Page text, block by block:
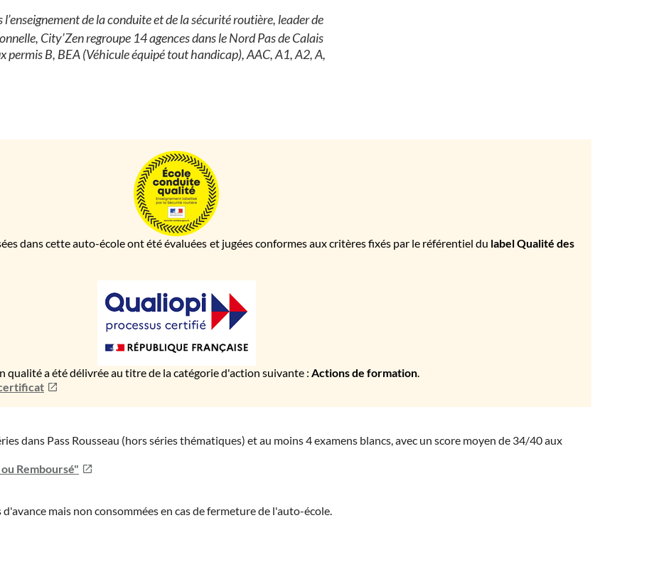
l’enseignement de la conduite et de la sécurité routière, leader de
City’Zen regroupe 14 agences dans le Nord Pas de Calais
B, BEA (Véhicule équipé tout handicap), AAC, A1, A2, A,
dans cette auto-école ont été évaluées et jugées conformes aux critères fixés par le référentiel du label Qualité des
qualité a été délivrée au titre de la catégorie d'action suivante : Actions de formation.
dans Pass Rousseau (hors séries thématiques) et au moins 4 examens blancs, avec un score moyen de 34/40 aux
Remboursé"
mais non consommées en cas de fermeture de l'auto-école.